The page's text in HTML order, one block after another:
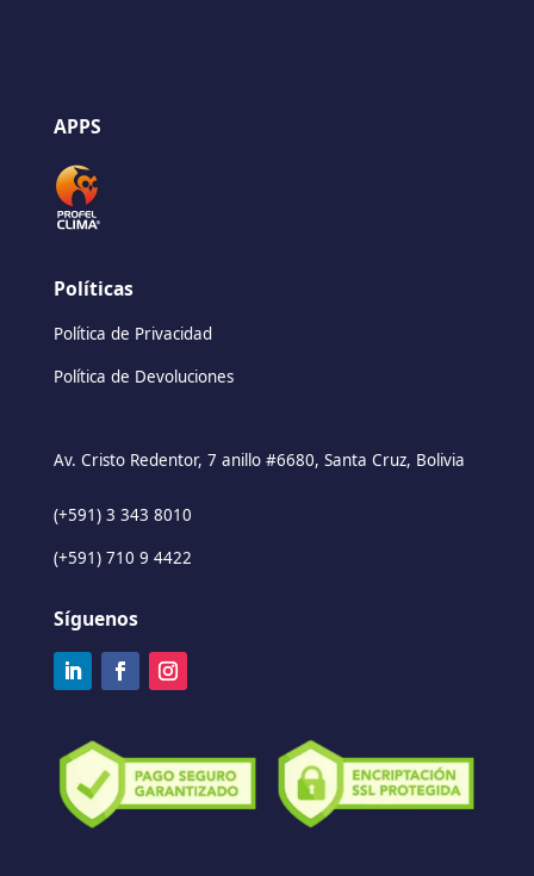
APPS
Políticas
Política de Privacidad
Política de Devoluciones
Av. Cristo Redentor, 7 anillo #6680, Santa Cruz, Bolivia
(+591) 3 343 8010
(+591) 710 9 4422
Síguenos